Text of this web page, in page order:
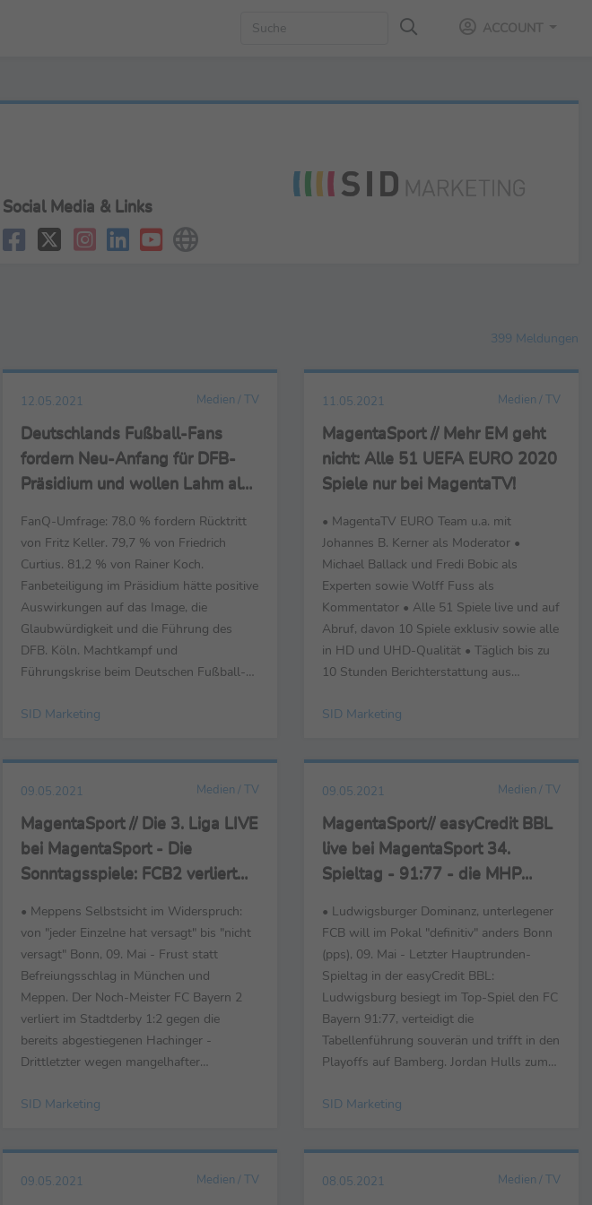
ACCOUNT
Social Media & Links
399 Meldungen
12.05.2021 Medien / TV
Deutschlands Fußball-Fans
fordern Neu-Anfang für DFB-
Präsidium und wollen Lahm als
FanQ-Umfrage: 78,0 % fordern Rücktritt
von Fritz Keller. 79,7 % von Friedrich
Curtius. 81,2 % von Rainer Koch.
Fanbeteiligung im Präsidium hätte positive
Auswirkungen auf das Image, die
Glaubwürdigkeit und die Führung des
DFB. Köln. Machtkampf und
Führungskrise beim Deutschen Fußball-
unter Druck. In einer repräsentativen
die Voting-App FanQ im Auftrag des
Deutschlands Fuß...
SID Marketing
11.05.2021 Medien / TV
MagentaSport // Mehr EM geht
nicht: Alle 51 UEFA EURO 2020
Spiele nur bei MagentaTV!
• MagentaTV EURO Team u.a. mit
Johannes B. Kerner als Moderator •
Michael Ballack und Fredi Bobic als
Experten sowie Wolff Fuss als
Kommentator • Alle 51 Spiele live und auf
Abruf, davon 10 Spiele exklusiv sowie alle
in HD und UHD-Qualität • Täglich bis zu
10 Stunden Berichterstattung aus
Die Telekom zeigt ab dem 11. Juni die
präsentiert dazu ein umfangreiches
MagentaTV ...
SID Marketing
09.05.2021 Medien / TV
MagentaSport // Die 3. Liga LIVE
bei MagentaSport - Die
Sonntagsspiele: FCB2 verliert
• Meppens Selbstsicht im Widerspruch:
von "jeder Einzelne hat versagt" bis "nicht
versagt" Bonn, 09. Mai - Frust statt
Befreiungsschlag in München und
Meppen. Der Noch-Meister FC Bayern 2
verliert im Stadtderby 1:2 gegen die
bereits abgestiegenen Hachinger -
Drittletzter wegen mangelhafter
Schwarz vermied öffentlich Schelte: "Ich
haben sich brutal viel vorgenommen, auch
hat." ...
SID Marketing
09.05.2021 Medien / TV
MagentaSport// easyCredit BBL
live bei MagentaSport 34.
Spieltag - 91:77 - die MHP
Hauptrunde
• Ludwigsburger Dominanz, unterlegener
FCB will im Pokal "definitiv" anders Bonn
(pps), 09. Mai - Letzter Hauptrunden-
Spieltag in der easyCredit BBL:
Ludwigsburg besiegt im Top-Spiel den FC
Bayern 91:77, verteidigt die
Tabellenführung souverän und trifft in den
Playoffs auf Bamberg. Jordan Hulls zum
uns ist es wichtig, dass wir ein gutes
Playoffs." Der FC Bayern beendet die
SID Marketing
09.05.2021 Medien / TV 08.05.2021 Medien / TV